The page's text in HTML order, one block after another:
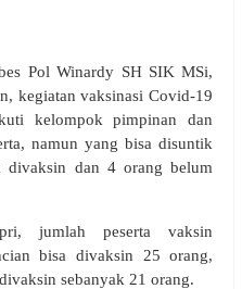
Pol Winardy SH SIK MSi,
kegiatan vaksinasi Covid-19
kelompok pimpinan dan
namun yang bisa disuntik
dan 4 orang belum
jumlah peserta vaksin
bisa divaksin 25 orang,
sebanyak 21 orang.